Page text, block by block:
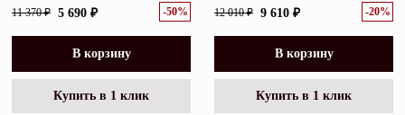
11 370 ₽ 5 690 ₽ -50%
В корзину
Купить в 1 клик
12 010 ₽ 9 610 ₽ -20%
В корзину
Купить в 1 клик